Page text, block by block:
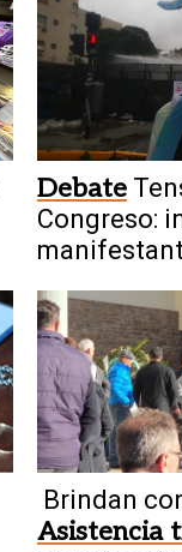
Debate
Congreso:
Asistencia
Brindan